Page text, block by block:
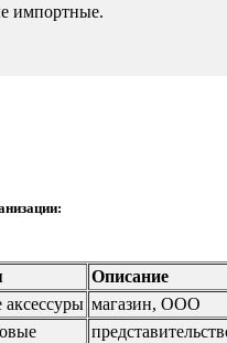
импортные.
Описание
магазин, ООО